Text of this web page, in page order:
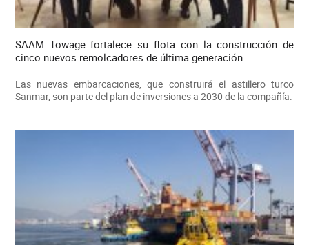
SAAM Towage fortalece su flota con la construcción de
cinco nuevos remolcadores de última generación
Las nuevas embarcaciones, que construirá el astillero turco
Sanmar, son parte del plan de inversiones a 2030 de la compañía.